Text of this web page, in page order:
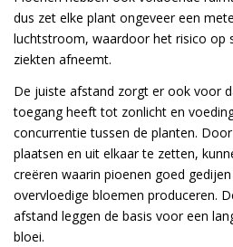
dus zet elke plant ongeveer een
luchtstroom, waardoor het risico op
ziekten afneemt.
De juiste afstand zorgt er ook voor
toegang heeft tot zonlicht en
concurrentie tussen de planten.
plaatsen en uit elkaar te zetten,
creëren waarin pioenen goed
overvloedige bloemen produceren.
afstand leggen de basis voor een
bloei.